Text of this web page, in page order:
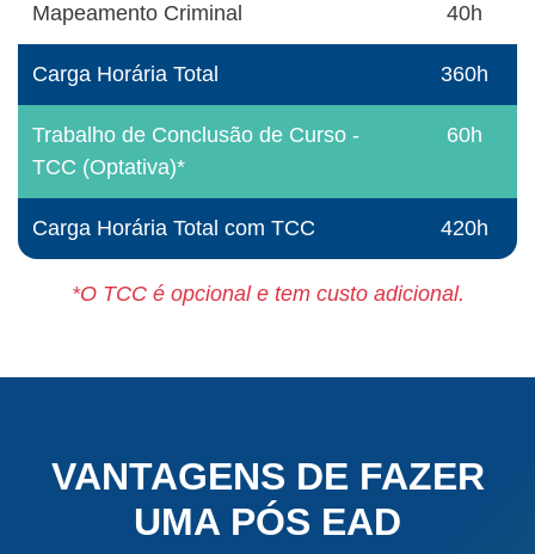
Mapeamento Criminal 40h
Carga Horária Total 360h
Trabalho de Conclusão de Curso -
TCC (Optativa)*
60h
Carga Horária Total com TCC 420h
*O TCC é opcional e tem custo adicional.
VANTAGENS DE FAZER
UMA PÓS EAD